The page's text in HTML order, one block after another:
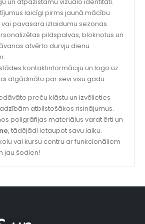
un atpazīstamu vizuālo identitāti.
laicīgi pirms jaunā mācību
pavasara izlaidumu sezonas.
pildspalvas, bloknotus un
atvērto durvju dienu
kontaktinformāciju un logo uz
atgādinātu par sevi visu gadu.
preču klāstu un izvēlieties
atbilstošākos risinājumus.
poligrāfijas materiālus varat ērti un
, tādējādi ietaupot savu laiku.
vai kursu centru ar funkcionāliem
jau šodien!